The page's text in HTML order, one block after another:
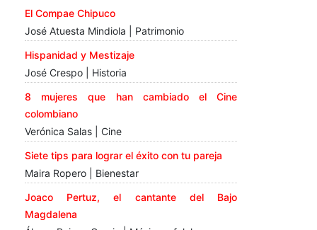
El Compae Chipuco
José Atuesta Mindiola | Patrimonio
Hispanidad y Mestizaje
José Crespo | Historia
8 mujeres que han cambiado el Cine
colombiano
Verónica Salas | Cine
Siete tips para lograr el éxito con tu pareja
Maira Ropero | Bienestar
Joaco Pertuz, el cantante del Bajo
Magdalena